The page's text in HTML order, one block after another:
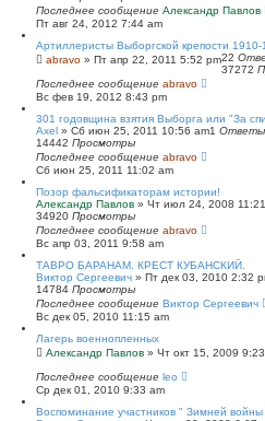
Последнее сообщение Александр Павлов
Пт авг 24, 2012 7:44 am
Артиллеристы Выборгской крепости 1910-
abravo » Пт апр 22, 2011 5:52 pm22
37272
Последнее сообщение abravo
Вс фев 19, 2012 8:43 pm
301 годовщина взятия Выборга или "За
Axel » Сб июн 25, 2011 10:56 am1 Ответы
14442 Просмотры
Последнее сообщение abravo
Сб июн 25, 2011 11:02 am
Позор фальсификаторам истории!
Александр Павлов » Чт июл 24, 2008
34920 Просмотры
Последнее сообщение abravo
Вс апр 03, 2011 9:58 am
ТАВРО БАРАНАМ. КРЕСТ КУБАНСКИЙ.
Виктор Сергеевич » Пт дек 03, 2010 2:32
14784 Просмотры
Последнее сообщение Виктор Сергеевич
Вс дек 05, 2010 11:15 am
Лагерь военнопленных
Александр Павлов » Чт окт 15, 2009
Последнее сообщение leo
Ср дек 01, 2010 9:33 am
Воспоминание участников " Зимней войны